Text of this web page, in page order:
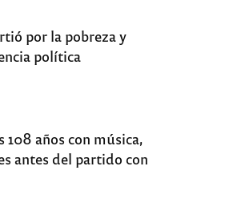
por la pobreza y
política
años con música,
antes del partido con